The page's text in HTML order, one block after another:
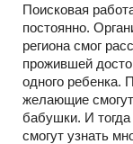
Поисковая
постоянно.
региона смог
прожившей
одного ребенка.
желающие
бабушки. И
смогут узнать